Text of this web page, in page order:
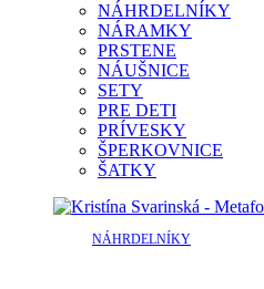
NÁHRDELNÍKY
NÁRAMKY
PRSTENE
NÁUŠNICE
SETY
PRE DETI
PRÍVESKY
ŠPERKOVNICE
ŠATKY
NÁHRDELNÍKY